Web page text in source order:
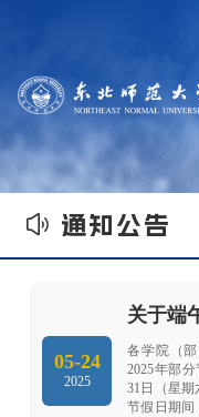
 通知公告
05-24
2025
关于端
各学院（
2025年部
31日（星期
节假日期间